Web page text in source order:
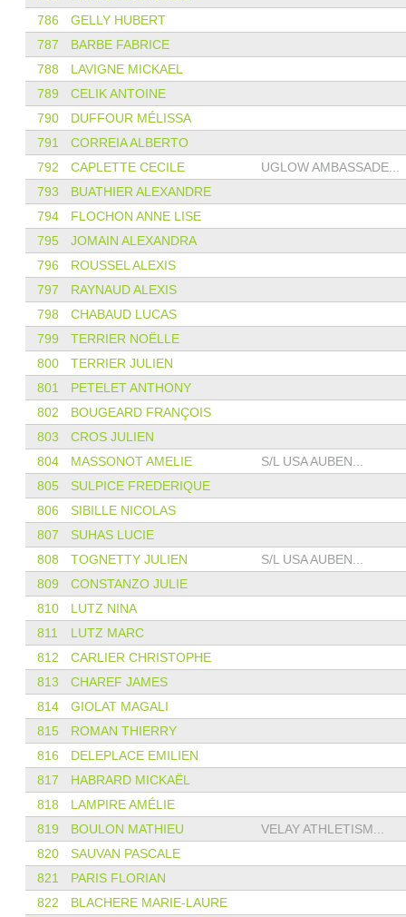
786
GELLY HUBERT
787
BARBE FABRICE
788
LAVIGNE MICKAEL
789
CELIK ANTOINE
790
DUFFOUR MÉLISSA
791
CORREIA ALBERTO
792
CAPLETTE CECILE
UGLOW AMBASSADE...
793
BUATHIER ALEXANDRE
794
FLOCHON ANNE LISE
795
JOMAIN ALEXANDRA
796
ROUSSEL ALEXIS
797
RAYNAUD ALEXIS
798
CHABAUD LUCAS
799
TERRIER NOËLLE
800
TERRIER JULIEN
801
PETELET ANTHONY
802
BOUGEARD FRANÇOIS
803
CROS JULIEN
804
MASSONOT AMELIE
S/L USA AUBEN...
805
SULPICE FREDERIQUE
806
SIBILLE NICOLAS
807
SUHAS LUCIE
808
TOGNETTY JULIEN
S/L USA AUBEN...
809
CONSTANZO JULIE
810
LUTZ NINA
811
LUTZ MARC
812
CARLIER CHRISTOPHE
813
CHAREF JAMES
814
GIOLAT MAGALI
815
ROMAN THIERRY
816
DELEPLACE EMILIEN
817
HABRARD MICKAËL
818
LAMPIRE AMÉLIE
819
BOULON MATHIEU
VELAY ATHLETISM...
820
SAUVAN PASCALE
821
PARIS FLORIAN
822
BLACHERE MARIE-LAURE